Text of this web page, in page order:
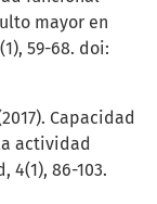
mayor en
59-68. doi:
Capacidad
actividad
4(1), 86-103.